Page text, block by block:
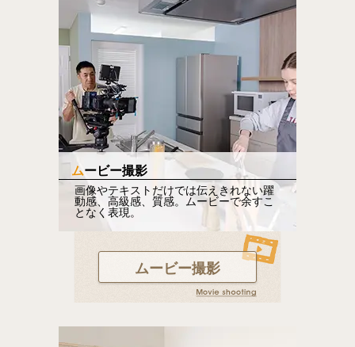
ムービー撮影
画像やテキストだけでは伝えきれない躍
動感、高級感、質感。ムービーで余すこ
となく表現。
ムービー撮影